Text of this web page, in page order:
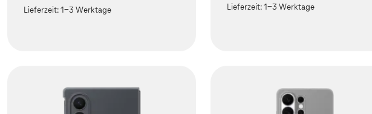
Lieferzeit:1-3 Werktage Lieferzeit:1-3 Werktage